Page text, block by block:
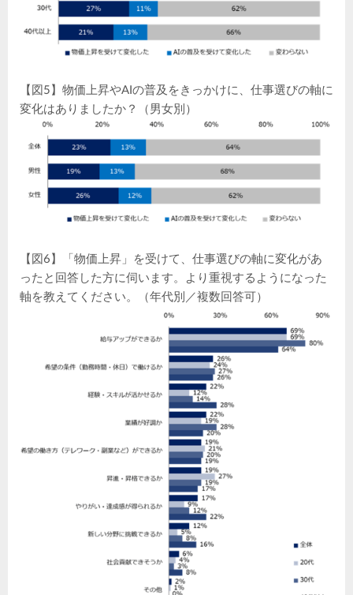
【図5】物価上昇やAIの普及をきっかけに、仕事選びの軸に
変化はありましたか？（男女別）
【図6】「物価上昇」を受けて、仕事選びの軸に変化があ
ったと回答した方に伺います。より重視するようになった
軸を教えてください。（年代別／複数回答可）